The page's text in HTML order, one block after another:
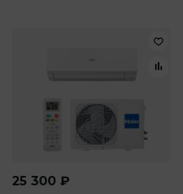
25 300 ₽